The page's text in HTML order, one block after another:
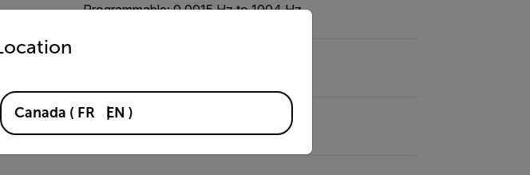
Programmable: 0.0015 Hz to 1004 Hz
bande]
below to access the appropriate version of our website.
Canada ( FR EN )